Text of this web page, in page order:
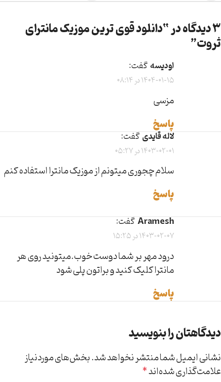
3 دیدگاه در “ دانلود قوی ترین موزیک مانترای
ثروت”
اودیسهگفت:
1404-01-15 در 08:14
مزسی
پاسخ
لاله قايدیگفت:
1403-02-01 در 05:27
سلام چجوری میتونم از موزیک مانترا استفاده کنم
پاسخ
aramesh گفت:
1403-02-07 در 15:25
درود مهر بر شما دوست خوب.میتونید روی هر
مانترا کلیک کنید و براتون پلی شود
پاسخ
دیدگاهتان را بنویسید
نشانی ایمیل شما منتشر نخواهد شد.بخش‌های موردنیاز
علامت‌گذاری شده‌اند*